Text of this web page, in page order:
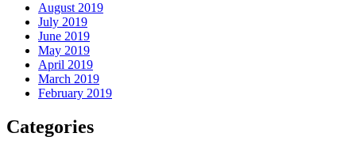
August 2019
July 2019
June 2019
May 2019
April 2019
March 2019
February 2019
Categories